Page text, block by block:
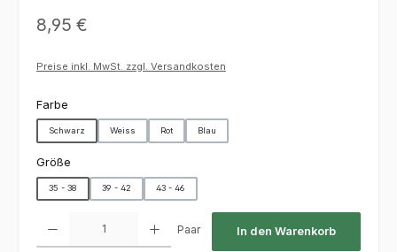
Regulärer Preis:
8,95 €
Preise inkl. MwSt. zzgl. Versandkosten
Farbe
Schwarz Weiss Rot Blau
Größe
35 - 38 39 - 42 43 - 46
Paar In den Warenkorb